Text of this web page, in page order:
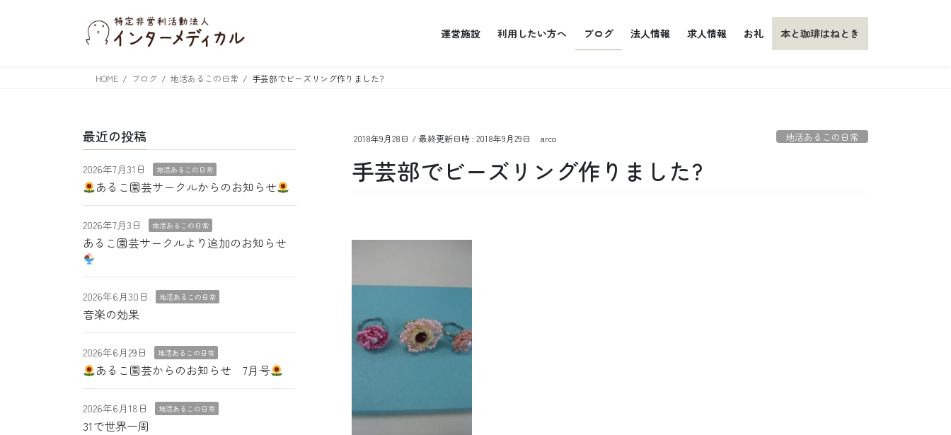
運営施設 利用したい方へ ブログ 法人情報 求人情報 お礼 本と珈琲はねとき
HOME ブログ 地活あるこの日常 手芸部でビーズリング作りました?
2018年9月28日 / 最終更新日時 : 2018年9月29日 arco 地活あるこの日常
手芸部でビーズリング作りました?
最近の投稿
2026年7月31日 地活あるこの日常
あるこ園芸サークルからのお知らせ
2026年7月3日 地活あるこの日常
あるこ園芸サークルより追加のお知らせ
2026年6月30日 地活あるこの日常
音楽の効果
2026年6月29日 地活あるこの日常
あるこ園芸からのお知らせ 7月号
2026年6月18日 地活あるこの日常
31で世界一周